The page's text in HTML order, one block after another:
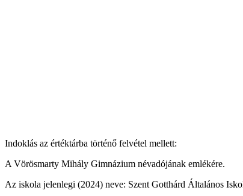
Indoklás az értéktárba történő felvétel mellett:
A Vörösmarty Mihály Gimnázium névadójának emlékére.
Az iskola jelenlegi (2024) neve: Szent Gotthárd Általános